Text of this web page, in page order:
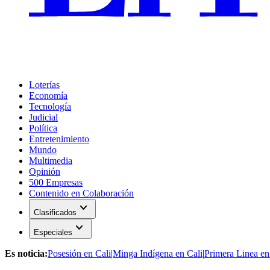
Loterías
Economía
Tecnología
Judicial
Política
Entretenimiento
Mundo
Multimedia
Opinión
500 Empresas
Contenido en Colaboración
Clasificados expand_more
Especiales expand_more
Es noticia:Posesión en Cali|Minga Indígena en Cali|Primera Linea